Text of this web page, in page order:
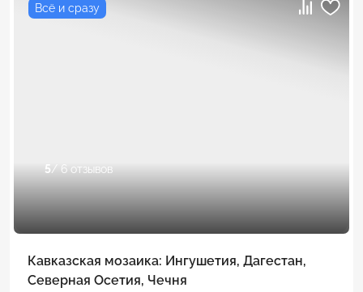
Всё и сразу
5/ 6 отзывов
Кавказская мозаика: Ингушетия, Дагестан,
Северная Осетия, Чечня